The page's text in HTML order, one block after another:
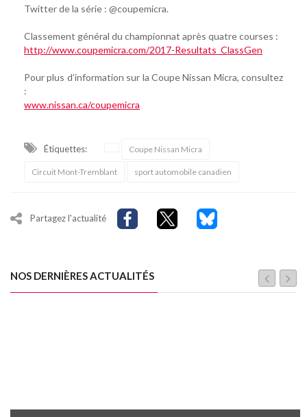
Twitter de la série : @coupemicra.
Classement général du championnat après quatre courses :
http://www.coupemicra.com/2017-Resultats_ClassGen
Pour plus d’information sur la Coupe Nissan Micra, consultez
:
www.nissan.ca/coupemicra
Étiquettes: Coupe Nissan Micra
Circuit Mont-Tremblant sport automobile canadien
Partagez l'actualité
NOS DERNIÈRES ACTUALITÉS